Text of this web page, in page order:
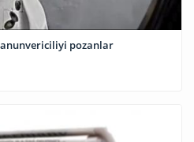
pozanlar